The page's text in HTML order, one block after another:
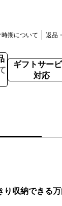
時期について 返品
ギフトサー
対応
り収納できる